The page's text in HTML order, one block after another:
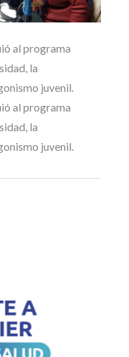
al programa
la
juvenil.
al programa
la
juvenil.